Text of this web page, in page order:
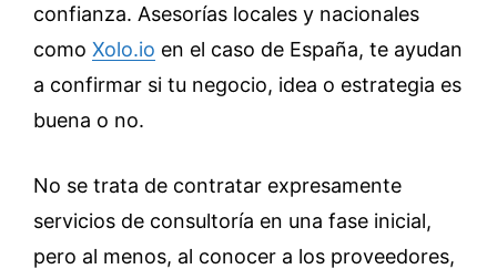
confianza. Asesorías locales y nacionales
como Xolo.io en el caso de España, te ayudan
a confirmar si tu negocio, idea o estrategia es
buena o no.
No se trata de contratar expresamente
servicios de consultoría en una fase inicial,
pero al menos, al conocer a los proveedores,